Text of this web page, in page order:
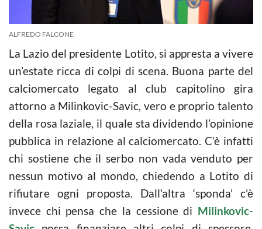
ALFREDO FALCONE
La Lazio del presidente Lotito, si appresta a vivere
un’estate ricca di colpi di scena. Buona parte del
calciomercato legato al club capitolino gira
attorno a Milinkovic-Savic, vero e proprio talento
della rosa laziale, il quale sta dividendo l’opinione
pubblica in relazione al calciomercato. C’è infatti
chi sostiene che il serbo non vada venduto per
nessun motivo al mondo, chiedendo a Lotito di
rifiutare ogni proposta. Dall’altra ‘sponda’ c’è
invece chi pensa che la cessione di Milinkovic-